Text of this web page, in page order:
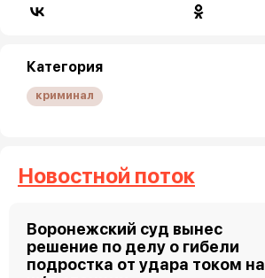
Категория
криминал
Новостной поток
Воронежский суд вынес
решение по делу о гибели
подростка от удара током на